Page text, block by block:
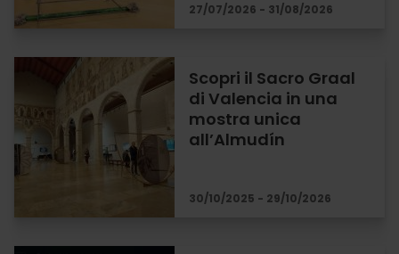
27/07/2026 - 31/08/2026
Scopri il Sacro Graal
di Valencia in una
mostra unica
all’Almudín
30/10/2025 - 29/10/2026